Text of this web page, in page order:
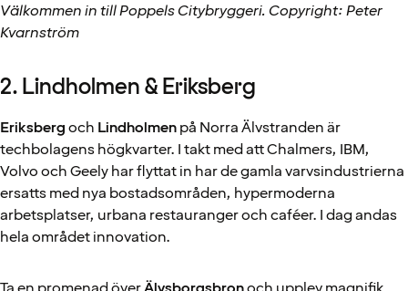
Välkommen in till Poppels Citybryggeri. Copyright: Peter
Kvarnström
2. Lindholmen & Eriksberg
Eriksbergoch Lindholmenpå Norra Älvstranden är
techbolagens högkvarter. I takt med att Chalmers, IBM,
Volvo och Geely har flyttat in har de gamla varvsindustrierna
ersatts med nya bostadsområden, hypermoderna
arbetsplatser, urbana restauranger och caféer. I dag andas
hela området innovation.